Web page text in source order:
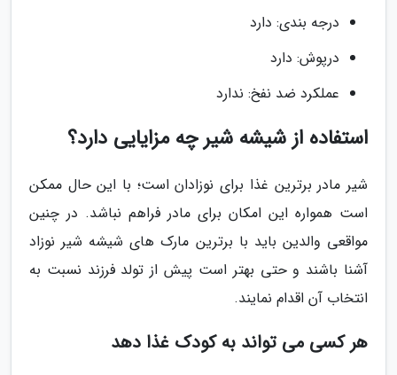
درجه بندی: دارد
درپوش: دارد
عملکرد ضد نفخ: ندارد
استفاده از شیشه شیر چه مزایایی دارد؟
شیر مادر برترین غذا برای نوزادان است؛ با این حال ممکن
است همواره این امکان برای مادر فراهم نباشد. در چنین
مواقعی والدین باید با برترین مارک های شیشه شیر نوزاد
آشنا باشند و حتی بهتر است پیش از تولد فرزند نسبت به
انتخاب آن اقدام نمایند.
هر کسی می تواند به کودک غذا دهد